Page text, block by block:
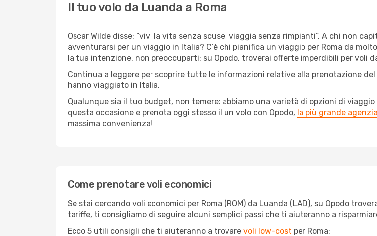
Il tuo volo da Luanda a Roma
Oscar Wilde disse: “vivi la vita senza scuse, viaggia senza rimpianti”. A chi non
avventurarsi per un viaggio in Italia? C’è chi pianifica un viaggio per Roma da
la tua intenzione, non preoccuparti: su Opodo, troverai offerte imperdibili per voli
Continua a leggere per scoprire tutte le informazioni relative alla prenotazione
hanno viaggiato in Italia.
Qualunque sia il tuo budget, non temere: abbiamo una varietà di opzioni di
questa occasione e prenota oggi stesso il un volo con Opodo, la più grande
massima convenienza!
Come prenotare voli economici
Se stai cercando voli economici per Roma (ROM) da Luanda (LAD), su Opodo
tariffe, ti consigliamo di seguire alcuni semplici passi che ti aiuteranno a
Ecco 5 utili consigli che ti aiuteranno a trovare voli low-cost per Roma: